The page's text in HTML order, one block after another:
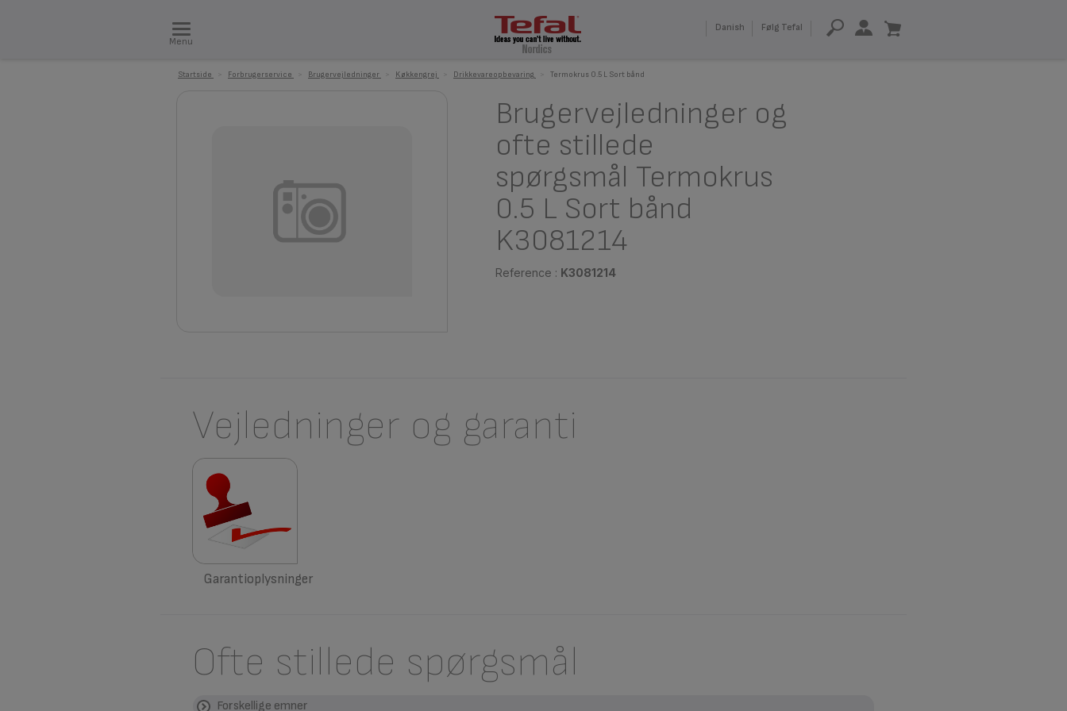
Menu
Danish Følg Tefal
Startside Forbrugerservice Brugervejledninger Køkkengrej Drikkevareopbevaring Termokrus 0.5 L Sort bånd
Brugervejledninger og
ofte stillede
spørgsmål Termokrus
0.5 L Sort bånd
K3081214
Reference : K3081214
Vejledninger og garanti
Garantioplysninger
Ofte stillede spørgsmål
Forskellige emner